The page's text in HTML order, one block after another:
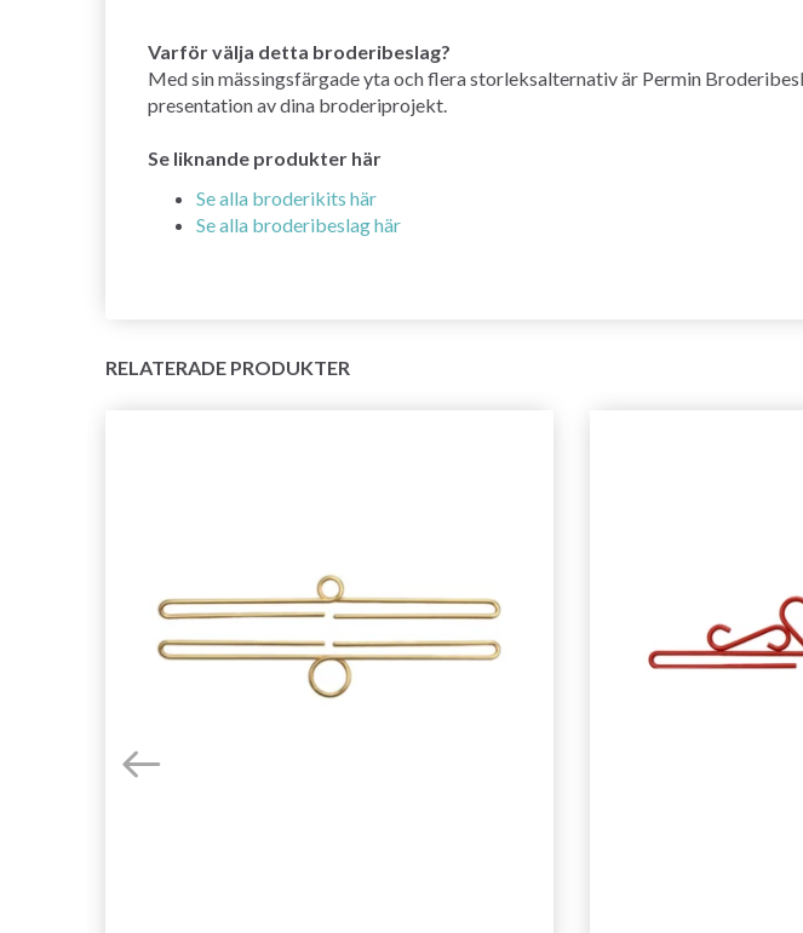
Varför välja detta broderibeslag?
Med sin mässingsfärgade yta och flera storleksalternativ är Permin
presentation av dina broderiprojekt.
Se liknande produkter här
Se alla broderikits här
Se alla broderibeslag här
RELATERADE PRODUKTER